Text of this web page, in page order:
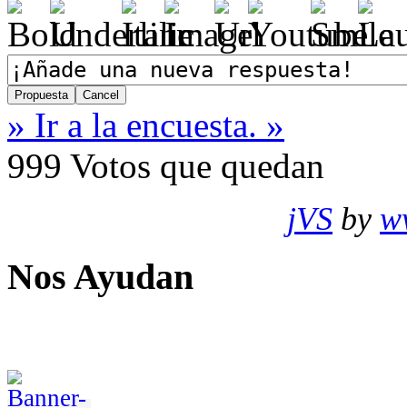
» Ir a la encuesta. »
999 Votos que quedan
jVS by
Nos Ayudan